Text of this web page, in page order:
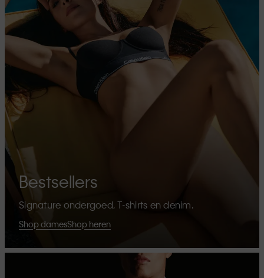
Bestsellers
Signature ondergoed, T-shirts en denim.
Shop damesShop heren